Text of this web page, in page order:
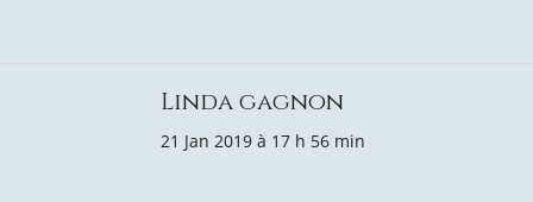
Linda gagnon
21 Jan 2019 à 17 h 56 min